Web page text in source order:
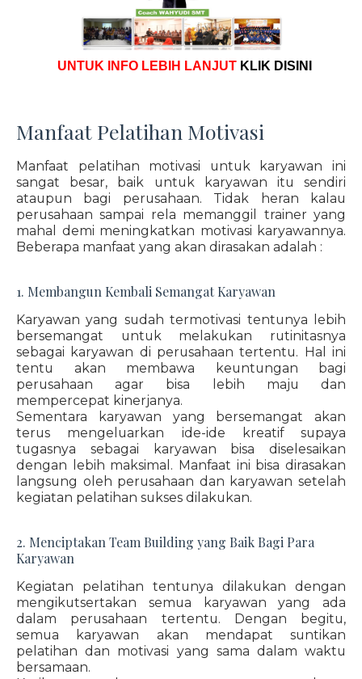
UNTUK INFO LEBIH LANJUT KLIK DISINI
Manfaat Pelatihan Motivasi
Manfaat pelatihan motivasi untuk karyawan ini
sangat besar, baik untuk karyawan itu sendiri
ataupun bagi perusahaan. Tidak heran kalau
perusahaan sampai rela memanggil trainer yang
mahal demi meningkatkan motivasi karyawannya.
Beberapa manfaat yang akan dirasakan adalah :
1. Membangun Kembali Semangat Karyawan
Karyawan yang sudah termotivasi tentunya lebih
bersemangat untuk melakukan rutinitasnya
sebagai karyawan di perusahaan tertentu. Hal ini
tentu akan membawa keuntungan bagi
perusahaan agar bisa lebih maju dan
mempercepat kinerjanya.
Sementara karyawan yang bersemangat akan
terus mengeluarkan ide-ide kreatif supaya
tugasnya sebagai karyawan bisa diselesaikan
dengan lebih maksimal. Manfaat ini bisa dirasakan
langsung oleh perusahaan dan karyawan setelah
kegiatan pelatihan sukses dilakukan.
2. Menciptakan Team Building yang Baik Bagi Para
Karyawan
Kegiatan pelatihan tentunya dilakukan dengan
mengikutsertakan semua karyawan yang ada
dalam perusahaan tertentu. Dengan begitu,
semua karyawan akan mendapat suntikan
pelatihan dan motivasi yang sama dalam waktu
bersamaan.